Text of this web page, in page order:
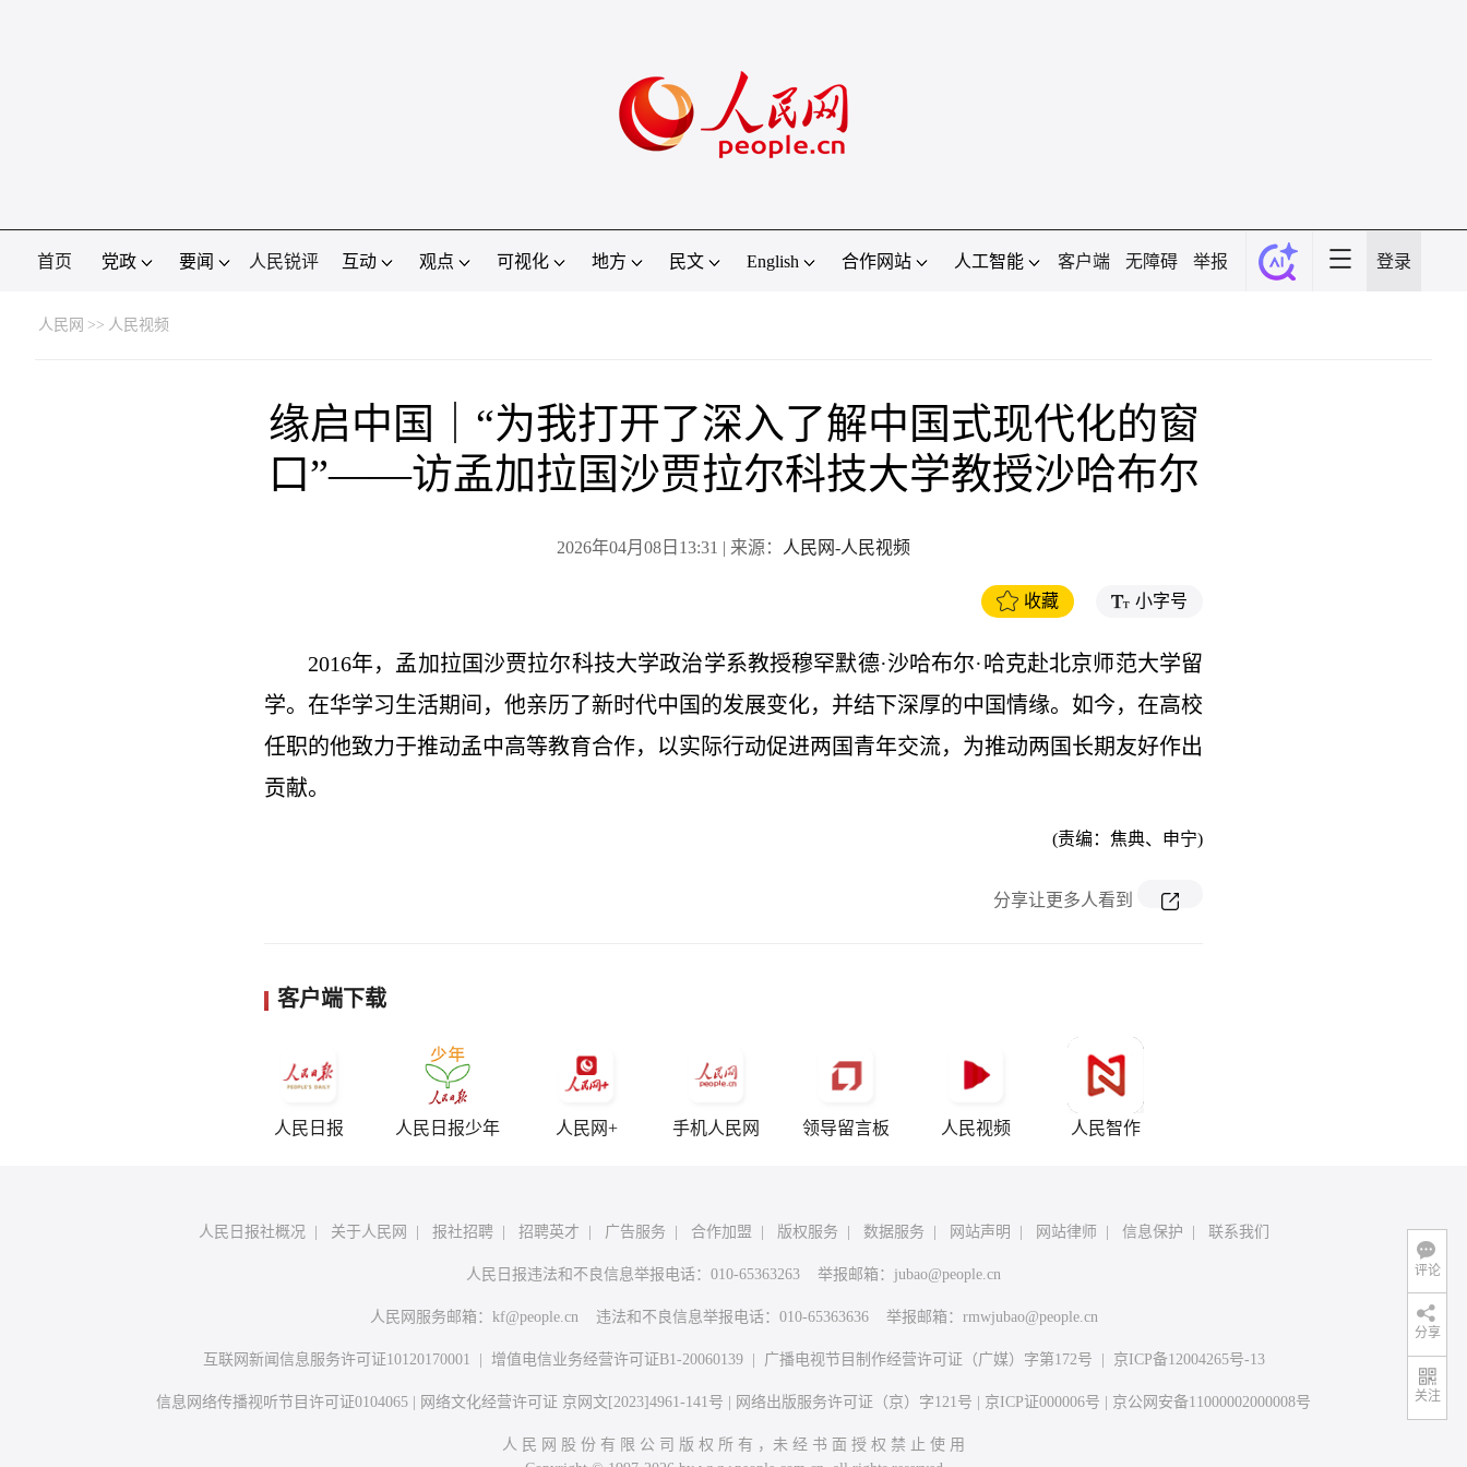
首页 党政 要闻 人民锐评 互动 观点 可视化 地方 民文 English 合作网站 人工智能 客户端 无障碍 举报 登录
人民网 >> 人民视频
缘启中国｜“为我打开了深入了解中国式现代化的窗
口”——访孟加拉国沙贾拉尔科技大学教授沙哈布尔
2026年04月08日13:31 | 来源： 人民网-人民视频
收藏 小字号
2016年，孟加拉国沙贾拉尔科技大学政治学系教授穆罕默德·沙哈布尔·哈克赴北京师范大学留
学。在华学习生活期间，他亲历了新时代中国的发展变化，并结下深厚的中国情缘。如今，在高校
任职的他致力于推动孟中高等教育合作，以实际行动促进两国青年交流，为推动两国长期友好作出
贡献。
(责编：焦典、申宁)
分享让更多人看到
客户端下载
人民日报 人民日报少年 人民网+ 手机人民网 领导留言板 人民视频 人民智作
人民日报社概况 关于人民网 报社招聘 招聘英才 广告服务 合作加盟 版权服务 数据服务 网站声明 网站律师 信息保护 联系我们
人民日报违法和不良信息举报电话：010-65363263 举报邮箱： jubao@people.cn
人民网服务邮箱： kf@people.cn违法和不良信息举报电话：010-65363636 举报邮箱： rmwjubao@people.cn
互联网新闻信息服务许可证10120170001 增值电信业务经营许可证B1-20060139| 广播电视节目制作经营许可证（广媒）字第172号 京ICP备12004265号-13
信息网络传播视听节目许可证0104065 网络文化经营许可证 京网文[2023]4961-141号 网络出版服务许可证（京）字121号 京ICP证000006号 京公网安备11000002000008号
人 民 网 股 份 有 限 公 司 版 权 所 有 ，未 经 书 面 授 权 禁 止 使 用
评论
分享
关注